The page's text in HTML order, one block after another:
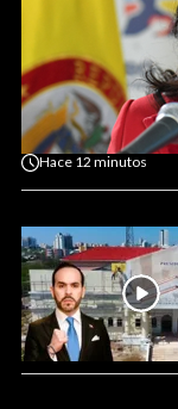
Hace 12 minutos